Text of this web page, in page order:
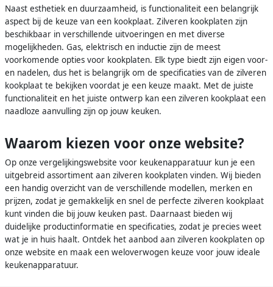
Naast esthetiek en duurzaamheid, is functionaliteit een belangrijk
aspect bij de keuze van een kookplaat. Zilveren kookplaten zijn
beschikbaar in verschillende uitvoeringen en met diverse
mogelijkheden. Gas, elektrisch en inductie zijn de meest
voorkomende opties voor kookplaten. Elk type biedt zijn eigen voor-
en nadelen, dus het is belangrijk om de specificaties van de zilveren
kookplaat te bekijken voordat je een keuze maakt. Met de juiste
functionaliteit en het juiste ontwerp kan een zilveren kookplaat een
naadloze aanvulling zijn op jouw keuken.
Waarom kiezen voor onze website?
Op onze vergelijkingswebsite voor keukenapparatuur kun je een
uitgebreid assortiment aan zilveren kookplaten vinden. Wij bieden
een handig overzicht van de verschillende modellen, merken en
prijzen, zodat je gemakkelijk en snel de perfecte zilveren kookplaat
kunt vinden die bij jouw keuken past. Daarnaast bieden wij
duidelijke productinformatie en specificaties, zodat je precies weet
wat je in huis haalt. Ontdek het aanbod aan zilveren kookplaten op
onze website en maak een weloverwogen keuze voor jouw ideale
keukenapparatuur.